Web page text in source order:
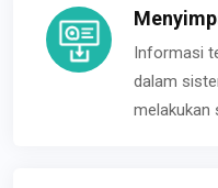
Informasi
dalam
melakukan